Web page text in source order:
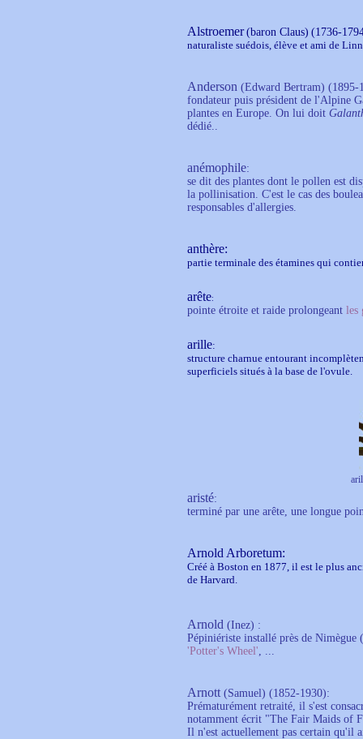
Alstroemer (baron Claus) (1736-
naturaliste suédois, élève et ami de
Anderson (Edward Bertram) (1895-
fondateur puis président de l'Alpine
plantes en Europe. On lui doit
dédié..
anémophile:
se dit des plantes dont le pollen est
la pollinisation. C'est le cas des
responsables d'allergies.
anthère:
partie terminale des étamines qui
arête:
pointe étroite et raide prolongeant les
arille:
structure charnue entourant
superficiels situés à la base de l'ovule.
aristé:
terminé par une arête, une longue
Arnold Arboretum:
Créé à Boston en 1877, il est le plus
de Harvard.
Arnold (Inez) :
Pépiniériste installé près de
'Potter's Wheel', ...
Arnott (Samuel) (1852-1930):
Prématurément retraité, il s'est
notamment écrit "The Fair Maids of
Il n'est actuellement pas certain qu'il